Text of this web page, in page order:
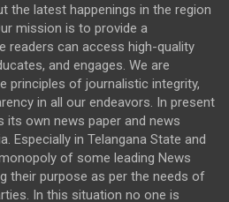
the latest happenings in the region
mission is to provide a
readers can access high-quality
and engages. We are
principles of journalistic integrity,
in all our endeavors. In present
its own news paper and news
Especially in Telangana State and
of some leading News
their purpose as per the needs of
In this situation no one is